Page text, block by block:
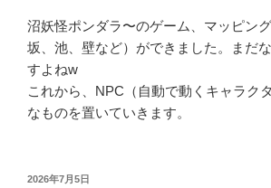
沼妖怪ポンダラ〜のゲーム、マッピング
坂、池、壁など）ができました。まだ
すよねw
これから、NPC（自動で動くキャラク
なものを置いていきます。
投
2026年7月5日